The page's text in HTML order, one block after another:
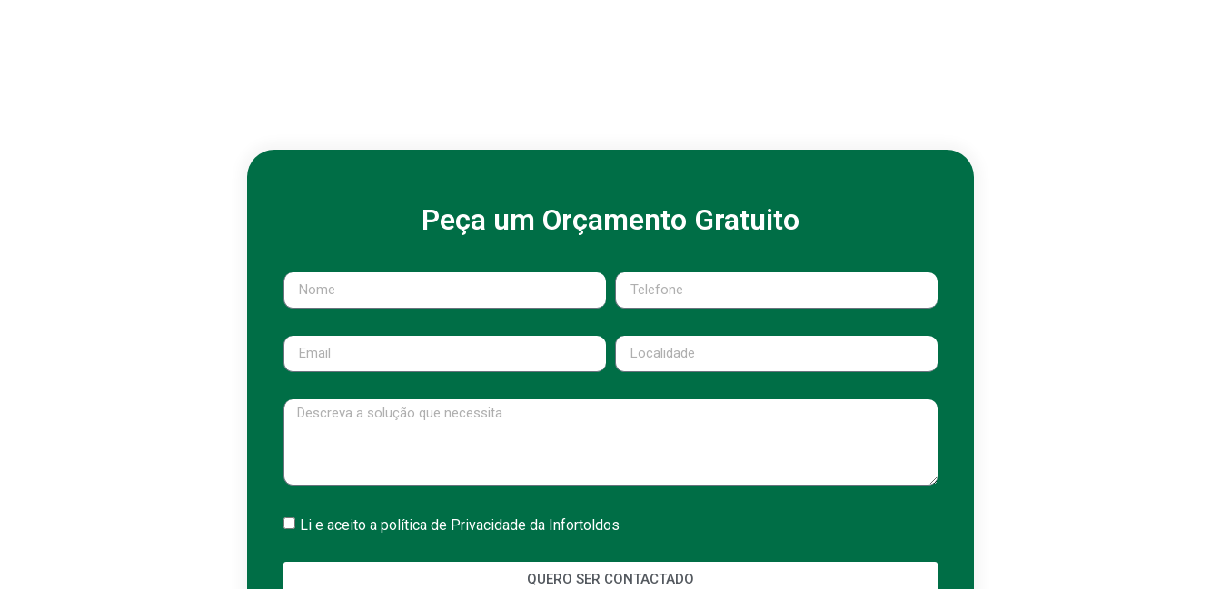
Peça um Orçamento Gratuito
Li e aceito a política de Privacidade da Infortoldos
QUERO SER CONTACTADO